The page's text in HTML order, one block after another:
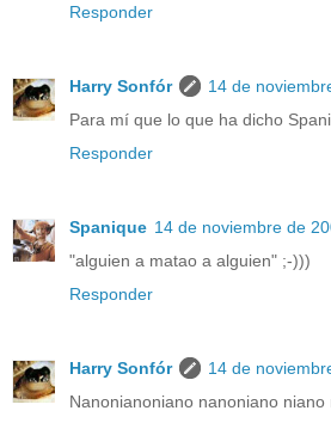
Responder
Harry Sonfór
14 de
Para mí que lo que ha dicho
Responder
Spanique 14 de noviembre de
"alguien a matao a alguien" ;-)))
Responder
Harry Sonfór
14 de
Nanonianoniano nanoniano niano